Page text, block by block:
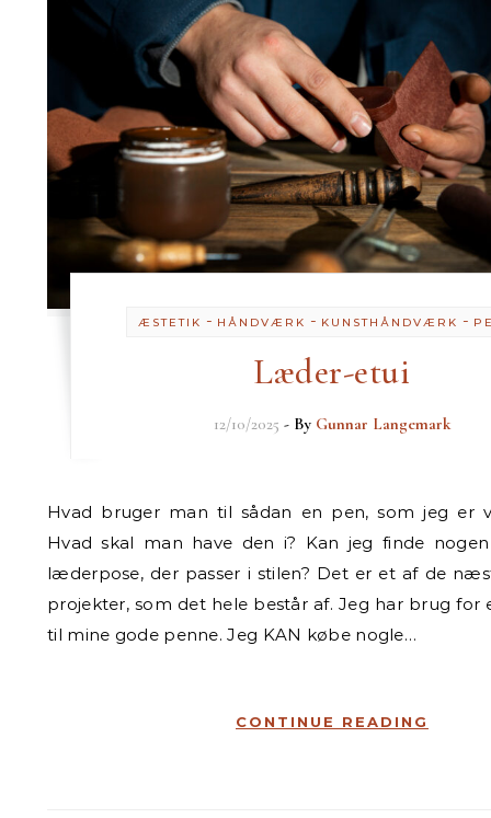
ÆSTETIK - HÅNDVÆRK - KUNSTHÅNDVÆRK -
Læder-etui
12/10/2025 - By Gunnar Langemark
Hvad bruger man til sådan en pen, som jeg er ved at udvikle?
Hvad skal man have den i? Kan jeg finde
læderpose, der passer i stilen? Det er et af de
projekter, som det hele består af. Jeg har brug
til mine gode penne. Jeg KAN købe nogle…
CONTINUE READING